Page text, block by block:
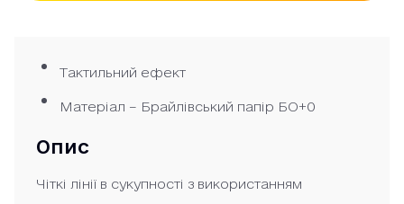
Тактильний ефект
Матеріал – Брайлівський папір БО+0
Опис
Чіткі лінії в сукупності з використанням